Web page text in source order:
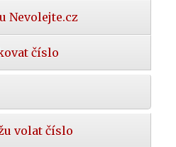
Nevolejte.cz
číslo
volat číslo